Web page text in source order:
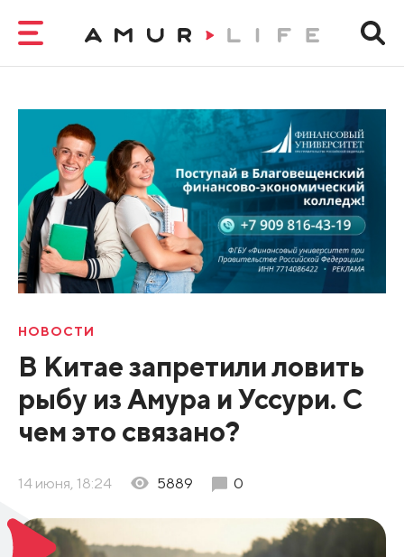
НОВОСТИ
В Китае запретили ловить
рыбу из Амура и Уссури. С
чем это связано?
14 июня, 18:24 5889 0